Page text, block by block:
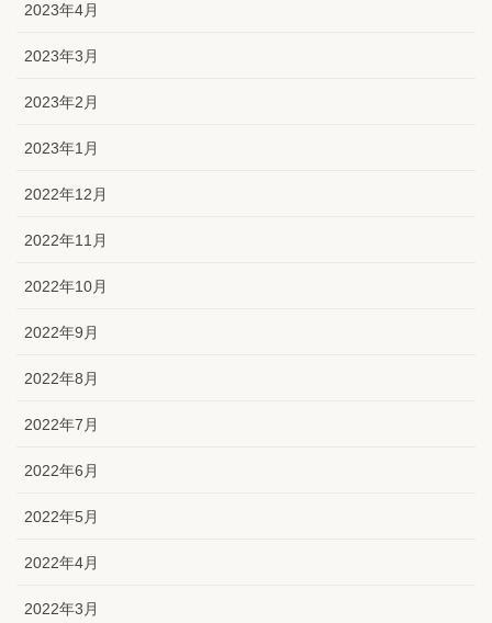
2023年4月
2023年3月
2023年2月
2023年1月
2022年12月
2022年11月
2022年10月
2022年9月
2022年8月
2022年7月
2022年6月
2022年5月
2022年4月
2022年3月